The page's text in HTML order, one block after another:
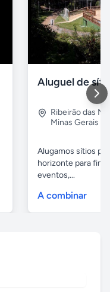
Ribeirão das
Minas Gerais
Alugamos sítios
horizonte para
eventos,...
A combinar